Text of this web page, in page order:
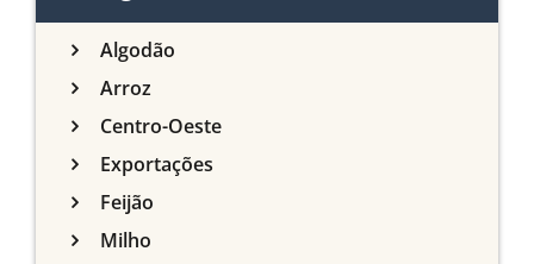
Algodão
Arroz
Centro-Oeste
Exportações
Feijão
Milho